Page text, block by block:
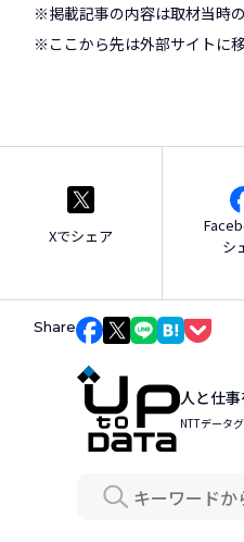
※掲載記事の内容は取材当時
※ここから先は外部サイトに
Share Facebookでシェア
Xでシェア
LINEでシェア
はてな
Xでシェア
シ
人と仕
NTTデータ
Search